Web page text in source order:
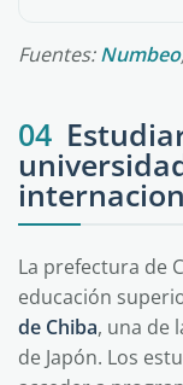
Fuentes:Numbeo
04
La prefectura de
educación
de Chiba, una de
de Japón. Los